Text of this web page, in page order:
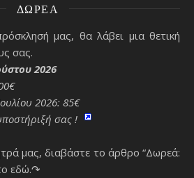
ΔΩΡΕΆ
μας, θα λάβει μια θετική
σας.
2026
2026: 85€
σας !
μας, διαβάστε το άρθρο “Δωρεά:
εδώ.↷